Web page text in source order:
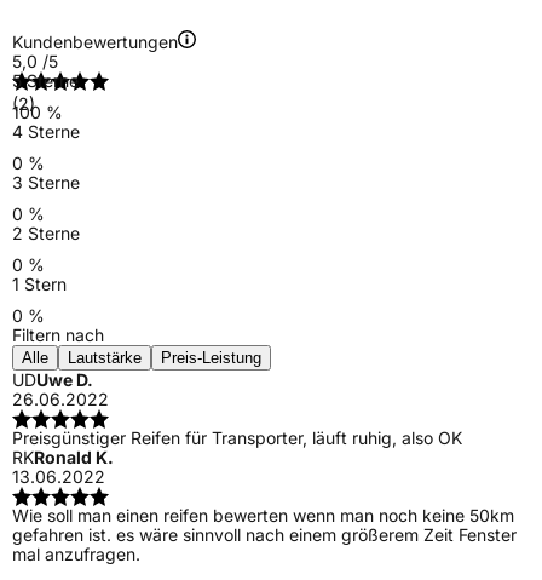
Kundenbewertungen
5,0 /5
(2)
5 Sterne
100 %
4 Sterne
0 %
3 Sterne
0 %
2 Sterne
0 %
1 Stern
0 %
Filtern nach
Alle Lautstärke Preis-Leistung
UDUwe D.
26.06.2022
Preisgünstiger Reifen für Transporter, läuft ruhig, also OK
RKRonald K.
13.06.2022
Wie soll man einen reifen bewerten wenn man noch keine 50km
gefahren ist. es wäre sinnvoll nach einem größerem Zeit Fenster
mal anzufragen.